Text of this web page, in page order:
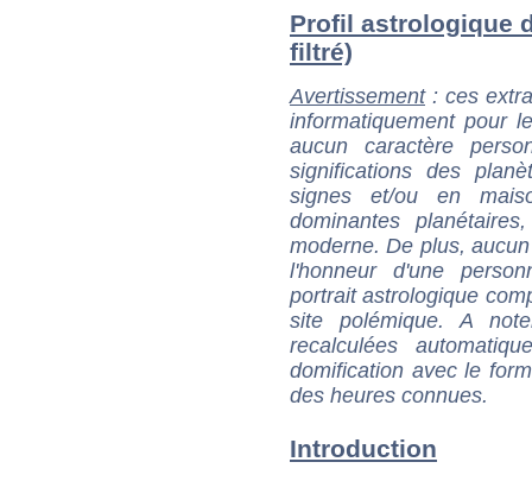
Profil astrologique
filtré)
Avertissement: ces
informatiquement pour
aucun caractère
significations des
signes et/ou en
dominantes
moderne. De plus,
l'honneur d'une
portrait astrologique
site polémique. A
recalculées
domification avec le
des heures connues.
Introduction